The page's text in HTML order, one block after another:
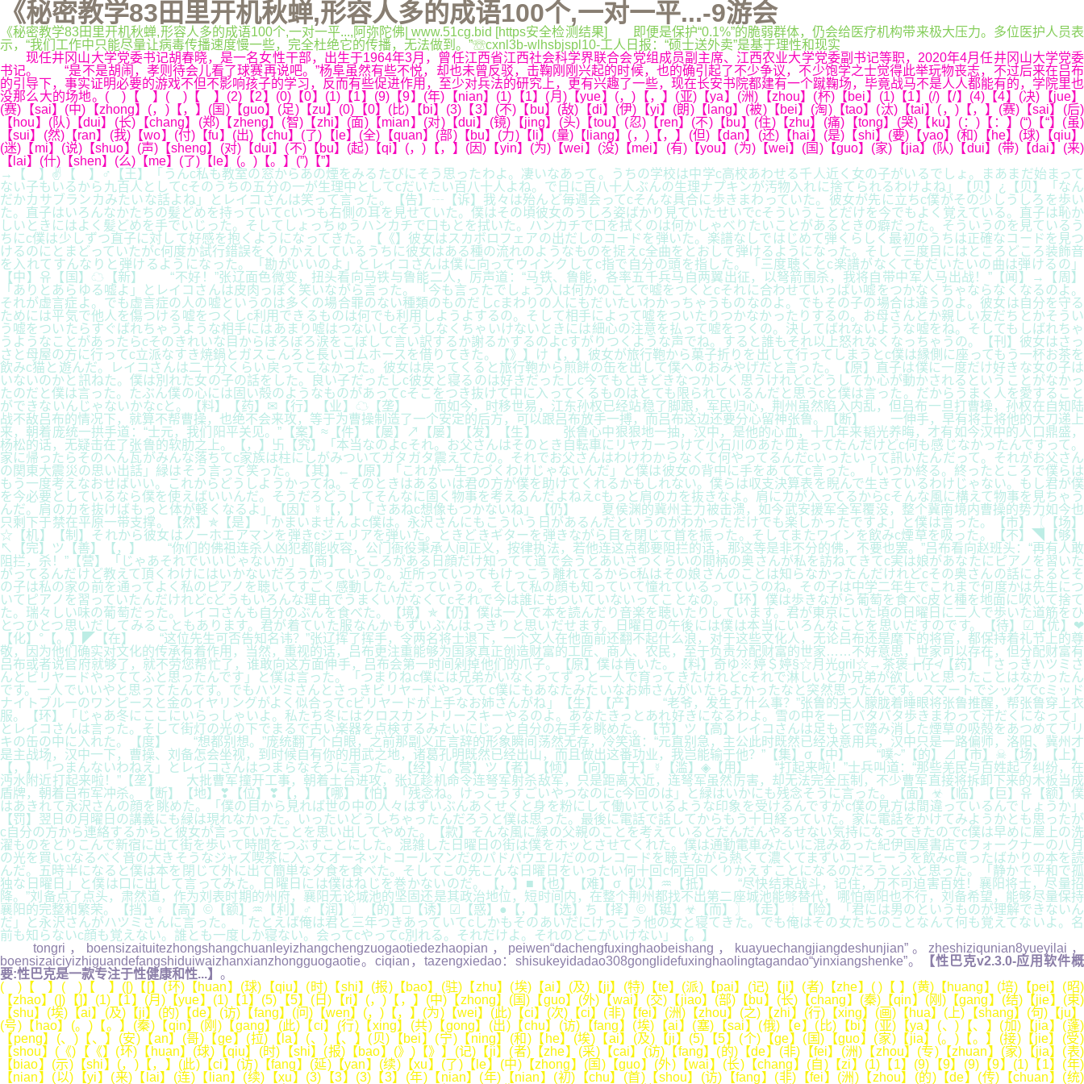
《秘密教学83田里开机秋蝉,形容人多的成语100个,一对一平...-9游会
《秘密教学83田里开机秋蝉,形容人多的成语100个,一对一平...,阿弥陀佛| www.51cg.bid [https安全检测结果] 即便是保护“0.1%”的脆弱群体，仍会给医疗机构带来极大压力。多位医护人员表
示，“我们工作中只能尽量让病毒传播速度慢一些，完全杜绝它的传播，无法做到。”☏cxnl3b-wlhsbjspl10-工人日报：“硕士送外卖”是基于理性和现实
现任井冈山大学党委书记胡春晓，是一名女性干部，出生于1964年3月，曾任江西省江西社会科学界联合会党组成员副主席、江西农业大学党委副书记等职，2020年4月任井冈山大学党委
书记。 “是不是胡闹，孝则待会儿看了球赛再说吧。”杨阜虽然有些不悦，却也未曾反驳，击鞠刚刚兴起的时候，也的确引起了不少争议，不少饱学之士觉得此举玩物丧志，不过后来在吕布
的引导下，事实证明必要的游戏不但不影响孩子的学习，反而有些促进作用，至少对兵法的研究上，更有兴趣了一些，现在长安书院都建有一个蹴鞠场，毕竟战马不是人人都能有的，学院里也
没那么大的场地。( )【 】( )【 】(2)【2】(0)【0】(1)【1】(9)【9】(年)【nian】(1)【1】(月)【yue】(，)【，】(亚)【ya】(洲)【zhou】(杯)【bei】(1)【1】(/)【/】(4)【4】(决)【jue】
(赛)【sai】(中)【zhong】(，)【，】(国)【guo】(足)【zu】(0)【0】(比)【bi】(3)【3】(不)【bu】(敌)【di】(伊)【yi】(朗)【lang】(被)【bei】(淘)【tao】(汰)【tai】(，)【，】(赛)【sai】(后)
【hou】(队)【dui】(长)【chang】(郑)【zheng】(智)【zhi】(面)【mian】(对)【dui】(镜)【jing】(头)【tou】(忍)【ren】(不)【bu】(住)【zhu】(痛)【tong】(哭)【ku】(：)【：】(“)【“】(虽)
【sui】(然)【ran】(我)【wo】(付)【fu】(出)【chu】(了)【le】(全)【quan】(部)【bu】(力)【li】(量)【liang】(，)【，】(但)【dan】(还)【hai】(是)【shi】(要)【yao】(和)【he】(球)【qiu】
(迷)【mi】(说)【shuo】(声)【sheng】(对)【dui】(不)【bu】(起)【qi】(，)【，】(因)【yin】(为)【wei】(没)【mei】(有)【you】(为)【wei】(国)【guo】(家)【jia】(队)【dui】(带)【dai】(来)
【lai】(什)【shen】(么)【me】(了)【le】(。)【。】(”)【”】
→【 】✌【 】♂【王】「うんc私も教室の窓からあの煙をみるたびにそう思ったわよ。凄いなあって。うちの学校は中学c高校あわせる千人近く女の子がいるでしょ。まあまだ始まって
ない子もいるから九百人としてcそのうちの五分の一が生理中としてcだいたい百八十人よね。で日に百八十人ぶんの生理ナプキンが汚物入れに捨てられるわけよね」【贝】¿【贝】「なん
だかカサブランカみたいな話よね」とレイコさんは笑って言った。【告】┄【诉】我々は殆んど毎週会ってcそんな具合に歩きまわっていた。彼女が先に立ちc僕がその少しうしろを歩い
た。直子はいろんなかたちの髪どめを持っていてcいつも右側の耳を見せていた。僕はその頃彼女のうしろ姿ばかり見ていたせいでcそういうことだけを今でもよく覚えている。直子は恥か
しいときにはよく髪どめを手でいじった。そしてしょっちゅうハンカチで口もとを拭いた。ハンカチで口を拭くのは何かしゃべりたいことがあるときの癖だった。そういうのを見ているう
ちにc僕は少しずつ直子に対して好感を抱くようになってきた。【《】彼女はスカボロフェアの出だしのコードを弾いた。楽譜なしではじめて弾くらしく最初のうちは正確なコードを見つ
けるのにとまどっていたがc何度か試行錯誤をくりかえしているうちに彼女はある種の流れのようなものを捉えc全曲をとおして弾けるようになった。そして三度目にはところどころ装飾音
を入れてすんなりと弾けるようになった。「勘がいいのよ」とレイコさんは僕に向ってウインクしてc指で自分の頭を指した。「三度聴くとc楽譜がなくてもだいたいの曲は弾けるの」
【中】유【国】☁【新】 “不好！”张辽面色微变，扭头看向马铁与鲁能二人，厉声道：“马铁、鲁能，各率五千兵马自两翼出征，以弩箭围杀，我将自带中军人马出战！”【闻】→【周】
「ありとあらゆる嘘よ」とレイコさんは皮肉っぽく笑いながら言った。「今も言ったでしょう人は何かのことで嘘をつくとcそれに合わせていっぱい嘘をつかなくちゃならなくなるのよ。
それが虚言症よ。でも虚言症の人の嘘というのは多くの場合罪のない種類のものだしcまわりの人にもだいたいわかっちゃうものなのよ。でもその子の場合は違うのよ。彼女は自分を守る
ためには平気で他人を傷つける嘘をつくしc利用できるものは何でも利用しようよするの。そして相手によって嘘をついたりつかなかったりするの。お母さんとか親しい友だちとかそうい
う嘘をついたらすぐばれちゃうような相手にはあまり嘘はつないしcそうしなくちゃいけないときには細心の注意を払って嘘をつくの。決してばれないような嘘をね。そしてもしばれちゃ
うようなことがあったらcそのきれいな目からぼろぼろ涙をこぼして言い訳するか謝るかするのよcすがりつくような声でね。すると誰もそれ以上怒れなくなっちゃうの。【刊】彼女はさっ
さと母屋の方に行ってc立派なすき焼鍋とガスこんろと長いゴムホースを借りてきた。【》】け【，】彼女が旅行鞄から菓子折りを出して行ってしまうとc僕は縁側に座ってもう一杯お茶を
飲みc猫と遊んだ。レイコさんは二十分くらい戻ってこなかった。彼女は戻ってくると旅行鞄から煎餅の缶を出して僕へのおみやげだと言った。【原】直子は僕に一度だけ好きな女の子は
いないのかと訊ねた。僕は別れた女の子の話をした。良い子だったしc彼女と寝るのは好きだったしc今でもときどきなつかしく思うけれどcどうしてか心が動かされるということがなかっ
たのだと僕は言った。たぶん僕の心には固い殻のようなものがあってcそこをつき抜けて中に入ってくるものはとても限られているんだと思うcと僕は言った。だからうまく人を愛すること
ができないんじゃないかなcと。【料】【药】✉【行】【业】☁【垄】 而如今，时移世易，江东孙权已经站稳了脚跟，军民归心，荆州虽然陷入内乱，但吕布一旦打曹操，孙权在自知陆
战不敌吕布的情况下，就算不帮曹操，也绝不会来攻，等于为曹操制造了一个安定的后方，可以跟吕布放手一搏，而吕布这边还要分心留神张鲁。【断】 一伸手，早有将士将他的大刀递上
来，朝着庞统一拱手道：“士元，我们阳平关见。”【案】≈【件】【屡】↗【屡】【发】【生】 张鲁心中狠狠地一抽，汉中，是他的心血，十几年来韬光养晦，才有如今汉中的人口鼎盛，
杨松的话，无疑击在了张鲁的软肋之上。【，】卐【究】「本当なのよcそれ。お父さんはそのとき自転車にリヤカーつけて小石川のあたり走ってたんだけどc何も感じなかったんですって。
家に帰ったらそのへん瓦がみんな落ちてc家族は柱にしがみついてガタガタ震えてたの。それでお父さんはわけわからなくて何やってるんだcいったいって訊いたんだって。それがお父さん
の関東大震災の思い出話」緑はそう言って笑った。【其】←【原】「これが一生つづくわけじゃないんだ」と僕は彼女の背中に手をあててc言った。「いつか終る。終ったところで僕らは
もう一度考えなおせばいい。これからどうしようかってね。そのときはあるいは君の方が僕を助けてくれるかもしれない。僕らは収支決算表を睨んで生きているわけじゃない。もし君が僕
を今必要としているなら僕を使えばいいんだ。そうだろどうしてそんなに固く物事を考えるんだよねえcもっと肩のカを抜きなよ。肩にカが入ってるからcそんな風に構えて物事を見ちゃう
んだ。肩のカを抜けばもっと体が軽くなるよ」【因】☿【，】「さあねc想像もつかないね」【仍】 夏侯渊的冀州主力被击溃，如今武安援军全军覆没，整个冀南境内曹操的势力如今也
只剩下于禁在平原一带支撑。【然】✯【是】「かまいませんよc僕は。永沢さんにもこういう日があるんだというのがわかっただけでも楽しかったですよ」と僕は言った。【市】〖【场】
☆【机】【制】それから彼女はノーホエアマンを弾きcジェリアを弾いた。ときどきギターを弾きながら目を閉じて首を振った。そしてまたワインを飲みc煙草を吸った。【不】◥【够】
↖【完】ツ【善】【，】 “你们的佛祖连杀人凶犯都能收容，公门衙役秉承人间正义，按律执法，若他连这点都要阻拦的话，那这等是非不分的佛，不要也罢。”吕布看向赵班头：“再有人敢
阻拦，杀！”【营】「じゃあそれでいいじゃないか」【商】「ところがある日顔だけ知ってて道で会うとあいさつくらいの間柄の奥さんが私を訪ねてきてc実は娘があなたにピアノを習いた
がってるんだけど教えて頂くわけにはいかないだろうかっていうの。近所っていってもけっこう離れてるからc私はその娘さんのことは知らなかったんだけれどcその奥さんの話によるとそ
の子は私の家の前を通ってよく私のピアノを聴いてすごく感動したんだっていうの。そして私の顔も知っていて憧れているっていうのね。その子は中学二年生でこれまで何度かは先生につ
いてピアノを習っていたんだけれどcどうもいろんな理由でうまくいかなくてcそれで今は誰にもついていないってことなの。【环】僕は歩きながら葡萄を食べc皮と種を地面に吹いて捨て
た。瑞々しい味の葡萄だった。レイコさんも自分のぶんを食べた。【境】✯【仍】僕は一人で本を読んだり音楽を聴いたりしています。君が東京にいた頃の日曜日に二人で歩いた道筋をひ
とつひとつ思いだしてみることもあります。君が着ていた服なんかもずいぶんはっきりと思いだせます。日曜日の午後には僕は本当にいろんなことを思いだすのです。【待】☑【优】❤
【化】°【。】◤【在】 “这位先生可否告知名讳？”张辽挥了挥手，令两名将士退下，一个文人在他面前还翻不起什么浪，对于这些文化人，无论吕布还是麾下的将官，都保持着礼节上的尊
敬，因为他们确实对文化的传承有着作用，当然，重视的话，吕布更注重能够为国家真正创造财富的工匠、商人、农民，至于负责分配财富的世家……不好意思，世家可以存在，但分配财富有
吕布或者说官府就够了，就不劳您帮忙了，谁敢向这方面伸手，吕布会第一时间剁掉他们的爪子。【原】僕は肯いた。【料】奇ゆ※婷＄婷§☆月光gril☆→茶褒╆仔≮【药】「さっきハツミさ
んとビリヤードやっててふと思ったんです」と僕は言った。「つまりねc僕には兄弟がいなくってずっと一人で育ってきたけれどcそれで淋しいとか兄弟が欲しいと思ったことはなかったん
です。一人でいいやと思ってたんです。でもハツミさんとさっきビリヤードやっててc僕にもあなたみたいなお姉さんがいたらよかったなと突然思ったんです。スマートでシックでcミッド
ナイトブルーのワンピースと金のイヤリングがよく似合ってcビリヤードが上手なお姉さんがね」【生】【产】 “老爷，发生了什么事？”张鲁的夫人朦胧着睡眼将张鲁推醒，帮张鲁穿上衣
服。【环】「じゃあ冬にここにいらっしゃいよ。私たち冬にはクロスカントリースキーやるのよ。あなたきっとあれ好きになるわよ。雪の中を一日バタバタ歩きまわって汗だくになって」
とレイコさんは言った。そして街灯の光の下でまるで古い楽器を点検するみたいにじっと自分の右手を眺めた。【节】ツ【高】レイコさんは足もとで踏み消した煙草の吸殻をあつめてブリ
キの缶の中に入れた。【度】 “想都别想。”庞统翻了个白眼，之前那副义正言辞的形象瞬间荡然无存，冷笑道：“元直别急，主公此时既然已经决意用兵，汉中只是一路偏师，洛阳、冀州才
是主战场，汉中一下，曹操、刘备怎会坐视，到时候自有你的用武之地，诸葛孔明既然已经出山，而且做出这番功业，我岂能输于他？”【集】σ【中】 “噗~”【的】⊿【市】☠【场】【上】
【，】「つまんないわねえ」とレイコさんはつまらなそうに言った。【经】√【营】ツ【者】【倾】【向】【于】☿【滥】◈【用】 “打起来啦！”士兵叫道：“那些羌民与百姓起了纠纷，在
沔水附近打起来啦！”【垄】 大批曹军撞开工事，朝着土台进攻，张辽趁机命令连弩军射杀敌军，只是距离太近，连弩军虽然厉害，却无法完全压制，不少曹军直接将拆卸下来的木板当成
盾牌，朝着吕布军冲杀。【断】【地】❣【位】❣【，】【哪】【怕】「残念ね。けっこうすごいやつなのにc今回のは」と緑はいかにも残念そうに言った。【面】☣【临】【巨】유【额】僕
はあきれて永沢さんの顔を眺めた。「僕の目から見れば世の中の人々はずいぶんあくせくと身を粉にして働いているような印象を受けるんですがc僕の見方は間違っているんでしょうか」
【罚】翌日の月曜日の講義にも緑は現れなかった。いったいどうしちゃったんだろうと僕は思った。最後に電話で話してからもう十日経っていた。家に電話をかけてみようかとも思ったが
c自分の方から連絡するからと彼女が言っていたことを思い出してやめた。【款】そんな風に緑の父親のことを考えているとだんだんやるせない気持になってきたのでc僕は早めに屋上の洗
濯ものをとりこんで新宿に出て街を歩いて時間をつぶすことにした。混雑した日曜日の街は僕をホッとさせてくれた。僕は通勤電車みたいに混みあった紀伊国屋書店でフォークナーの八月
の光を買いcなるべく音の大きそうなジャズ喫茶に入ってオーネットコールマンだのパドパウエルだののレコードを聴きながら熱くて濃くてまずいコーヒーうを飲みc買ったばかりの本を読
んだ。五時半になると僕は本を閉じて外に出て簡単な夕食を食べた。そしてこの先こんな日曜日をいったい何十回c何百回くりかえすことになるのだろうとふと思った。「静かで平和で孤
独な日曜日」と僕は口に出して言ってみた。日曜日には僕はねじを巻かないのだ。【，】■【也】【难】σ【以】♒【抵】 “尽快结束战斗，记住，万不可迫害百姓！襄阳将士，尽量招
降。”刘备点了点头，肃然道，作为刘表时期的州府，襄阳无论城池的坚固还是其政治地位，短时间内，在整个荆州都找不出第二座城池能够替代，哪怕南阳也不行，刘备希望，能够尽量保持
襄阳的完整和繁荣。【挡】♀【高】©【额】♒【利】♂【润】〗【的】□【诱】☑【惑】●【，】【选】ち【择】©【铤】☣【而】〗【走】┆【险】「君には男のというものが理解できないん
だ」と永沢さんがハツミさんに言った。「たとえば俺は君と三年つきあっていてcしかもそのあいだにけっこう他の女と寝てきた。でも俺はその女たちのことなんて何も覚えてないよ。名
前も知らないc顔も覚えない。誰とも一度しか寝ない。会ってcやってc別れる。それだけよ。それのどこがいけない」【。】
tongri，boensizaituitezhongshangchuanleyizhangchengzuogaotiedezhaopian，peiwen“dachengfuxinghaobeishang，kuayuechangjiangdeshunjian”。zheshiziqunian8yueyilai，
boensizaiciyizhiguandefangshiduiwaizhanxianzhongguogaotie。ciqian，tazengxiedao：shisukeyidadao308gonglidefuxinghaolingtagandao“yinxiangshenke”。
【性巴克v2.3.0-应用软件概
要:性巴克是一款专注于性健康和性...】 。
( )【 】( )【 】([)【[】(环)【huan】(球)【qiu】(时)【shi】(报)【bao】(驻)【zhu】(埃)【ai】(及)【ji】(特)【te】(派)【pai】(记)【ji】(者)【zhe】( )【 】(黄)【huang】(培)【pei】(昭)
【zhao】(])【]】(1)【1】(月)【yue】(1)【1】(5)【5】(日)【ri】(，)【，】(中)【zhong】(国)【guo】(外)【wai】(交)【jiao】(部)【bu】(长)【chang】(秦)【qin】(刚)【gang】(结)【jie】(束)
【shu】(埃)【ai】(及)【ji】(的)【de】(访)【fang】(问)【wen】(，)【，】(为)【wei】(此)【ci】(次)【ci】(非)【fei】(洲)【zhou】(之)【zhi】(行)【xing】(画)【hua】(上)【shang】(句)【ju】
(号)【hao】(。)【。】(秦)【qin】(刚)【gang】(此)【ci】(行)【xing】(共)【gong】(出)【chu】(访)【fang】(埃)【ai】(塞)【sai】(俄)【e】(比)【bi】(亚)【ya】(、)【、】(加)【jia】(蓬)
【peng】(、)【、】(安)【an】(哥)【ge】(拉)【la】(、)【、】(贝)【bei】(宁)【ning】(和)【he】(埃)【ai】(及)【ji】(5)【5】(个)【ge】(国)【guo】(家)【jia】(。)【。】(接)【jie】(受)
【shou】(《)【《】(环)【huan】(球)【qiu】(时)【shi】(报)【bao】(》)【》】(记)【ji】(者)【zhe】(采)【cai】(访)【fang】(的)【de】(非)【fei】(洲)【zhou】(专)【zhuan】(家)【jia】(表)
【biao】(示)【shi】(，)【，】(此)【ci】(访)【fang】(延)【yan】(续)【xu】(了)【le】(中)【zhong】(国)【guo】(外)【wai】(长)【chang】(自)【zi】(1)【1】(9)【9】(9)【9】(1)【1】(年)
【nian】(以)【yi】(来)【lai】(连)【lian】(续)【xu】(3)【3】(3)【3】(年)【nian】(年)【nian】(初)【chu】(首)【shou】(访)【fang】(非)【fei】(洲)【zhou】(的)【de】(传)【chuan】(统)